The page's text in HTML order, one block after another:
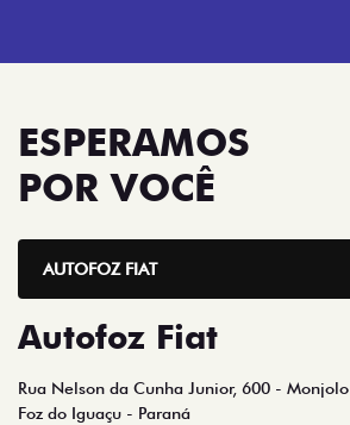
ESPERAMOS
POR VOCÊ
AUTOFOZ FIAT
Autofoz Fiat
Rua Nelson da Cunha Junior, 600 - Monjolo
Foz do Iguaçu - Paraná